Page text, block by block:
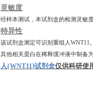
灵敏度
经样本测试，本试剂盒的检测灵敏
特异性
该试剂盒测定可识别重组 人WNT11。
其他相关蛋白在稀释缓冲液中制备为
人(WNT11)试剂盒仅供科研使